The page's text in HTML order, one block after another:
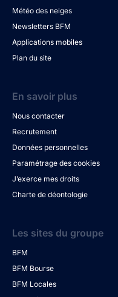
Météo des neiges
Newsletters BFM
Applications mobiles
Plan du site
En savoir plus
Nous contacter
Recrutement
Données personnelles
Paramétrage des cookies
J’exerce mes droits
Charte de déontologie
Les sites du groupe
BFM
BFM Bourse
BFM Locales